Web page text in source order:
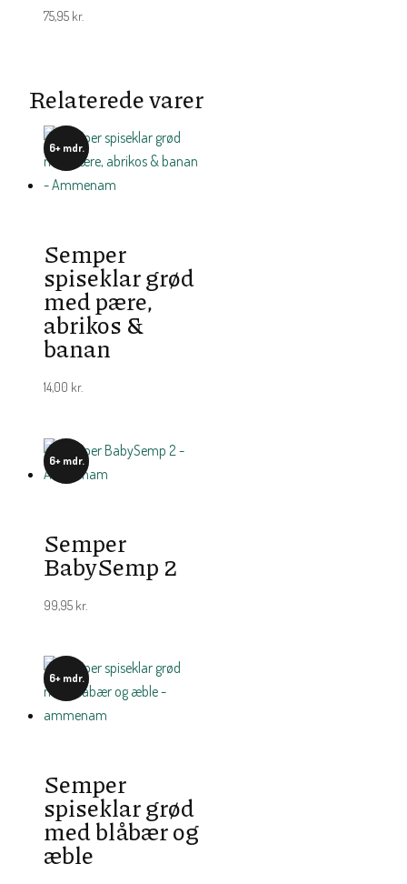
75,95 kr.
Relaterede varer
6+ mdr.
Semper
spiseklar grød
med pære,
abrikos &
banan
14,00 kr.
6+ mdr.
Semper
BabySemp 2
99,95 kr.
6+ mdr.
Semper
spiseklar grød
med blåbær og
æble